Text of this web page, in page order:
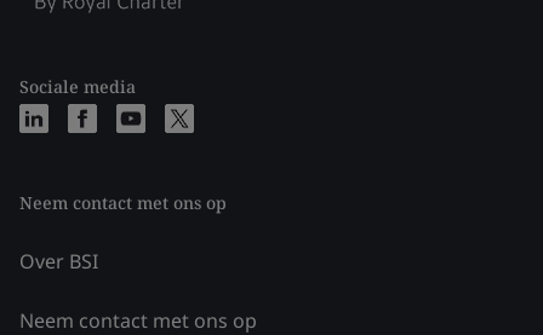
Sociale media
Neem contact met ons op
Over BSI
Neem contact met ons op